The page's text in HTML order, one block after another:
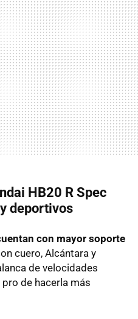
HB20 R Spec
deportivos
con mayor soporte
cuero, Alcántara y
de velocidades
de hacerla más